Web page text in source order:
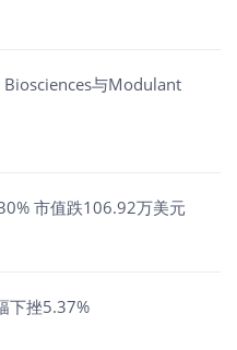
与Modulant
市值跌106.92万美元
下挫5.37%